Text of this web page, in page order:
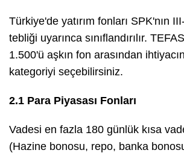
Türkiye'de yatırım fonları SPK'nın
tebliği uyarınca sınıflandırılır.
1.500'ü aşkın fon arasından
kategoriyi seçebilirsiniz.
2.1 Para Piyasası Fonları
Vadesi en fazla 180 günlük kısa
(Hazine bonosu, repo, banka